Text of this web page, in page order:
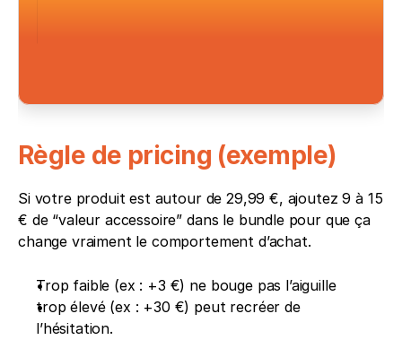
Règle de pricing (exemple)
Si votre produit est autour de 29,99 €, ajoutez 9 à 15
€ de “valeur accessoire” dans le bundle pour que ça
change vraiment le comportement d’achat.
Trop faible (ex : +3 €) ne bouge pas l’aiguille
trop élevé (ex : +30 €) peut recréer de
l’hésitation.